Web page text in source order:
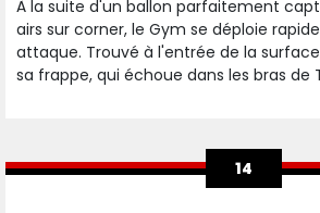
À la suite d'un ballon parfaitement
airs sur corner, le Gym se déploie
attaque. Trouvé à l'entrée de la
sa frappe, qui échoue dans les bras de
14